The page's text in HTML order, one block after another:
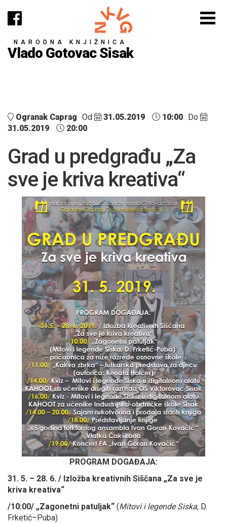
NARODNA KNJIŽNICA
Vlado Gotovac Sisak
Ogranak Caprag Od 31.05.2019 10:00 Do
31.05.2019
20:00
Grad u predgrađu „Za
sve je kriva kreativa“
PROGRAM DOGAĐAJA:
31. 5. – 28. 6. / Izložba kreativnih Siščana „Za sve je
kriva kreativa“
/10:00/ „Zagonetni patuljak“ (Mitovi i legende Siska, D.
Frketić–Puba)